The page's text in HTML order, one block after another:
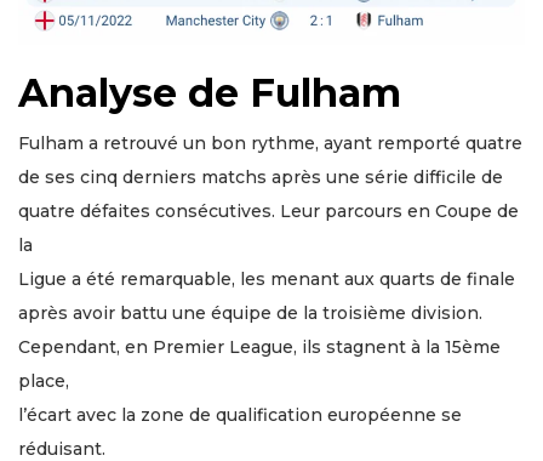
Analyse de Fulham
Fulham a retrouvé un bon rythme, ayant remporté quatre
de ses cinq derniers matchs après une série difficile de
quatre défaites consécutives. Leur parcours en Coupe de
la
Ligue a été remarquable, les menant aux quarts de finale
après avoir battu une équipe de la troisième division.
Cependant, en Premier League, ils stagnent à la 15ème
place,
l’écart avec la zone de qualification européenne se
réduisant.